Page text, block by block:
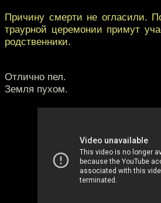
Причину смерти не огласили.
траурной церемонии примут
родственники.
Отлично пел.
Земля пухом.